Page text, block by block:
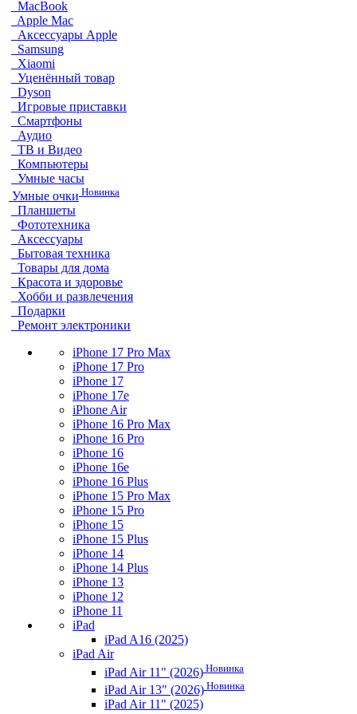
MacBook
Apple Mac
Аксессуары Apple
Samsung
Xiaomi
Уценённый товар
Dyson
Игровые приставки
Смартфоны
Аудио
ТВ и Видео
Компьютеры
Умные часы
Умные очки Новинка
Планшеты
Фототехника
Аксессуары
Бытовая техника
Товары для дома
Красота и здоровье
Хобби и развлечения
Подарки
Ремонт электроники
iPhone 17 Pro Max
iPhone 17 Pro
iPhone 17
iPhone 17e
iPhone Air
iPhone 16 Pro Max
iPhone 16 Pro
iPhone 16
iPhone 16e
iPhone 16 Plus
iPhone 15 Pro Max
iPhone 15 Pro
iPhone 15
iPhone 15 Plus
iPhone 14
iPhone 14 Plus
iPhone 13
iPhone 12
iPhone 11
iPad
iPad A16 (2025)
iPad Air
iPad Air 11" (2026) Новинка
iPad Air 13" (2026) Новинка
iPad Air 11" (2025)